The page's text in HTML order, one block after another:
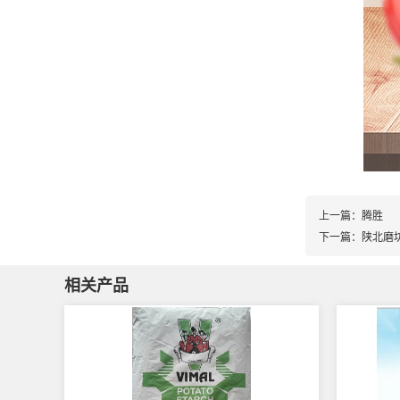
上一篇： 腾胜
下一篇： 陕北磨
相关产品